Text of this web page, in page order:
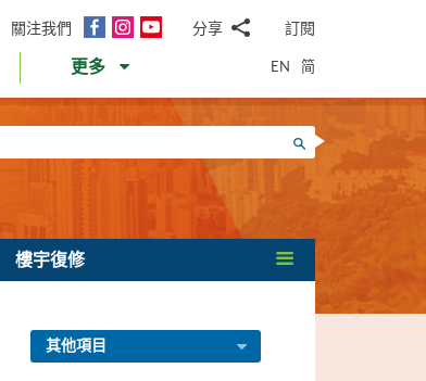
關注我們
面
InstagramYouTube分享
郵WhatsApp
微
信
面
書Twitter
LinkedIn
微
訂閱
更多 EN 简
搜尋
樓宇復修
其他項目